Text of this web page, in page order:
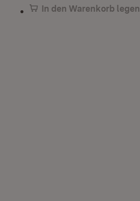
In den Warenkorb legen